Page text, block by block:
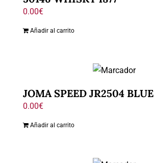
0.00€
Añadir al carrito
JOMA SPEED JR2504 BLUE
0.00€
Añadir al carrito